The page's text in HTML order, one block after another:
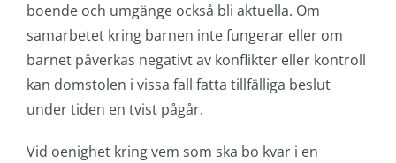
boende och umgänge också bli aktuella. Om
samarbetet kring barnen inte fungerar eller om
barnet påverkas negativt av konflikter eller kontroll
kan domstolen i vissa fall fatta tillfälliga beslut
under tiden en tvist pågår.
Vid oenighet kring vem som ska bo kvar i en